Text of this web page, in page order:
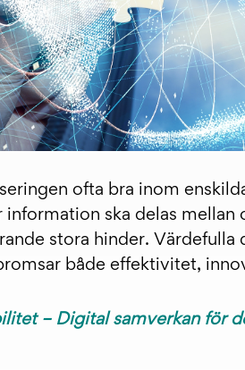
ofta bra inom
ska delas mellan
stora hinder. Värdefulla
både effektivitet,
– Digital samverkan för